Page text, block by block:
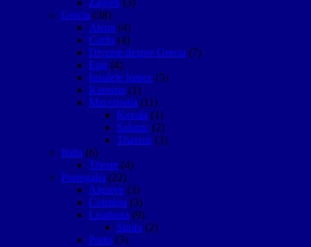
Grecia (38)
Atena (4)
Corfu (4)
Diverse despre Grecia (7)
Epir (4)
Insulele Ionice (5)
Kastoria (1)
Macedonia (11)
Kavala (1)
Salonic (2)
Thassos (3)
Italia (6)
Trieste (4)
Portugalia (22)
Algarve (3)
Coimbra (3)
Lisabona (9)
Sintra (2)
Porto (3)